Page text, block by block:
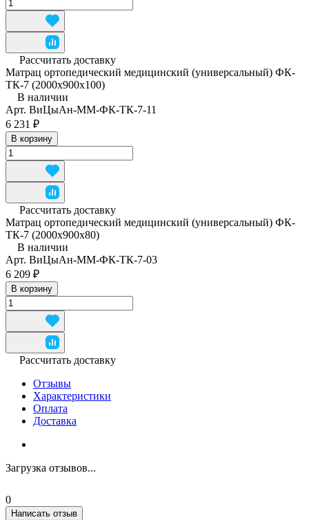
Рассчитать доставку
Матрац ортопедический медицинский (универсальный) ФК-
ТК-7 (2000x900x100)
В наличии
Арт. ВиЦыАн-ММ-ФК-ТК-7-11
6 231 ₽
В корзину
Рассчитать доставку
Матрац ортопедический медицинский (универсальный) ФК-
ТК-7 (2000x900x80)
В наличии
Арт. ВиЦыАн-ММ-ФК-ТК-7-03
6 209 ₽
В корзину
Рассчитать доставку
Отзывы
Характеристики
Оплата
Доставка
Загрузка отзывов...
0
Написать отзыв